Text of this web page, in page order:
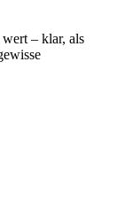
– klar, als